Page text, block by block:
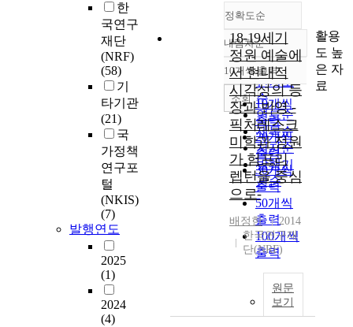
한
국연구
재단
(NRF)
(58)
기
타기관
(21)
국
가정책
연구포
털
(NKIS)
(7)
발행연도
2025
(1)
2024
(4)
정확도순
정확도
순
인기도
순
연도순
제목순
저자순
발행기
관순
내림차순
내림차순
10개씩 출력
10개씩
출력
20개씩
출력
30개씩
출력
50개씩
출력
100개씩
출력
조회
18-19세기
정원 예술에
서 현대적
시각성의 등
장과 반영 -
픽처레스크
미학과 정원
가 험프리
렙턴을 중심
으로-
배정한
2014
한국연구재
단(NRF)
원문
보기
활용
도 높
은 자
료